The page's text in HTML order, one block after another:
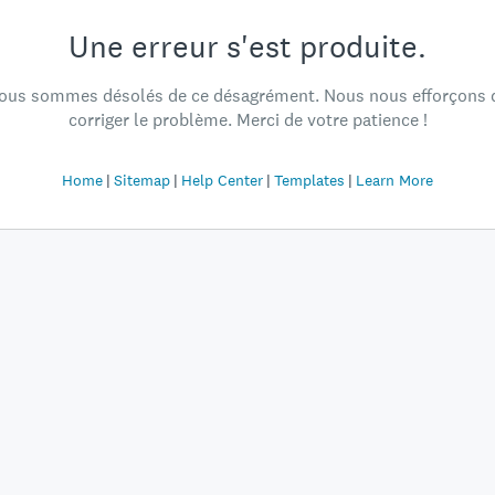
Une erreur s'est produite.
sommes désolés de ce désagrément. Nous nous efforçons
corriger le problème. Merci de votre patience !
Home Sitemap Help Center Templates Learn More